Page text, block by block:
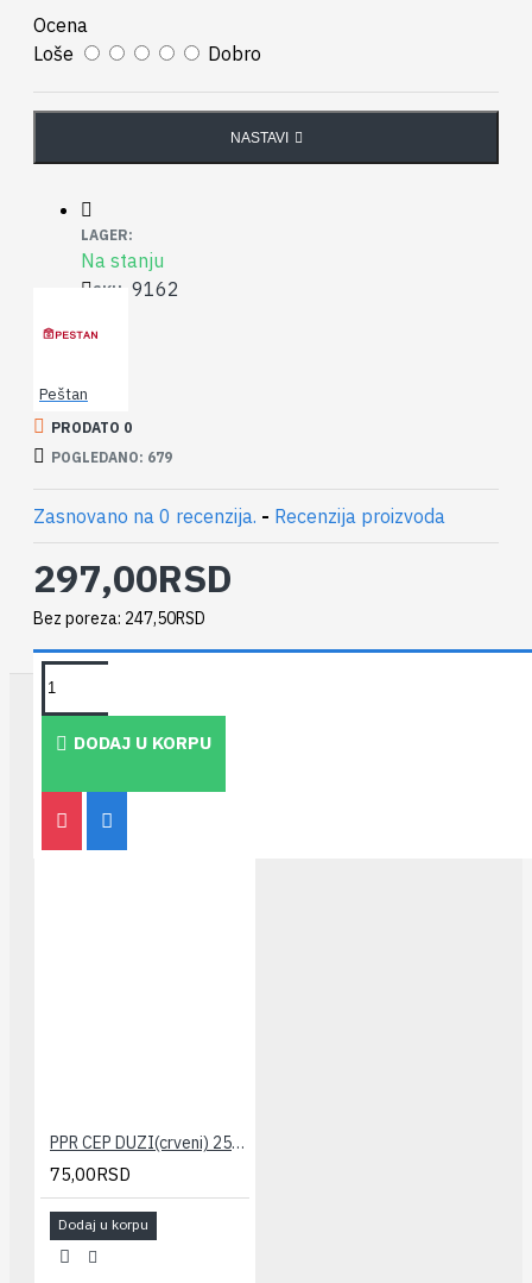
Ocena
Loše
Dobro
NASTAVI
LAGER:
Na stanju
SKU: 9162
Peštan
PRODATO 0
POGLEDANO: 679
Zasnovano na 0 recenzija. - Recenzija proizvoda
297,00RSD
Bez poreza: 247,50RSD
DODAJ U KORPU
TAKOĐE PREPORUČUJEMO
PPR CEP DUZI(crveni) 25x3/4" PESTAN
75,00RSD
Dodaj u korpu